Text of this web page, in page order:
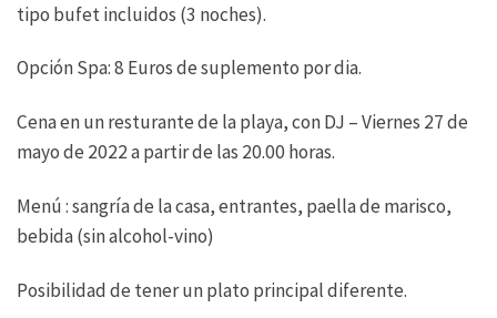
tipo bufet incluidos (3 noches).
Opción Spa: 8 Euros de suplemento por dia.
Cena en un resturante de la playa, con DJ – Viernes 27 de
mayo de 2022 a partir de las 20.00 horas.
Menú : sangría de la casa, entrantes, paella de marisco,
bebida (sin alcohol-vino)
Posibilidad de tener un plato principal diferente.